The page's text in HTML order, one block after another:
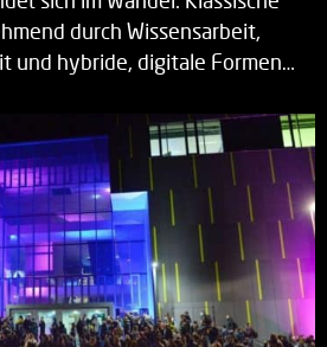
durch Wissensarbeit,
und hybride, digitale Formen…